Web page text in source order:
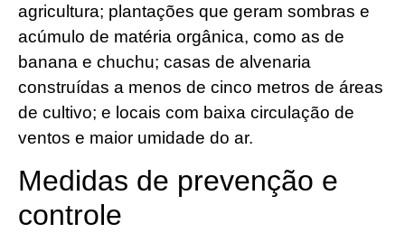
agricultura; plantações que geram sombras e
acúmulo de matéria orgânica, como as de
banana e chuchu; casas de alvenaria
construídas a menos de cinco metros de áreas
de cultivo; e locais com baixa circulação de
ventos e maior umidade do ar.
Medidas de prevenção e
controle